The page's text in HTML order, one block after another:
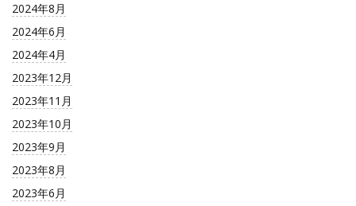
2024年8月
2024年6月
2024年4月
2023年12月
2023年11月
2023年10月
2023年9月
2023年8月
2023年6月